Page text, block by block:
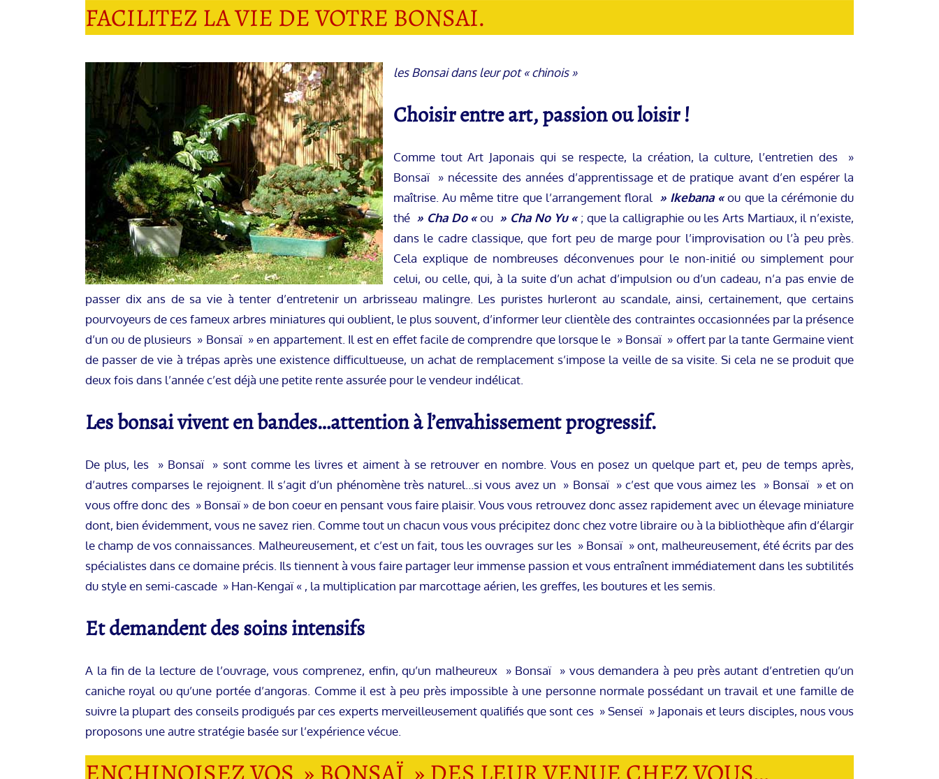
FACILITEZ LA VIE DE VOTRE BONSAI.
les Bonsai dans leur pot « chinois »
Choisir entre art, passion ou loisir !
Comme tout Art Japonais qui se respecte, la création, la culture, l’entretien des »
Bonsaï » nécessite des années d’apprentissage et de pratique avant d’en espérer la
maîtrise. Au même titre que l’arrangement floral
» Ikebana «ou que la cérémonie du
thé » Cha Do «ou » Cha No Yu « ; que la calligraphie ou les Arts Martiaux, il n’existe,
dans le cadre classique, que fort peu de marge pour l’improvisation ou l’à peu près.
Cela explique de nombreuses déconvenues pour le non-initié ou simplement pour
celui, ou celle, qui, à la suite d’un achat d’impulsion ou d’un cadeau, n’a pas envie de
passer dix ans de sa vie à tenter d’entretenir un arbrisseau malingre. Les puristes hurleront au scandale, ainsi, certainement, que certains
pourvoyeurs de ces fameux arbres miniatures qui oublient, le plus souvent, d’informer leur clientèle des contraintes occasionnées par la présence
d’un ou de plusieurs » Bonsaï » en appartement. Il est en effet facile de comprendre que lorsque le » Bonsaï » offert par la tante Germaine vient
de passer de vie à trépas après une existence difficultueuse, un achat de remplacement s’impose la veille de sa visite. Si cela ne se produit que
deux fois dans l’année c’est déjà une petite rente assurée pour le vendeur indélicat.
Les bonsai vivent en bandes…attention à l’envahissement progressif.
De plus, les » Bonsaï » sont comme les livres et aiment à se retrouver en nombre. Vous en posez un quelque part et, peu de temps après,
d’autres comparses le rejoignent. Il s’agit d’un phénomène très naturel…si vous avez un » Bonsaï » c’est que vous aimez les » Bonsaï » et on
vous offre donc des » Bonsaï » de bon coeur en pensant vous faire plaisir. Vous vous retrouvez donc assez rapidement avec un élevage miniature
dont, bien évidemment, vous ne savez rien. Comme tout un chacun vous vous précipitez donc chez votre libraire ou à la bibliothèque afin d’élargir
le champ de vos connaissances. Malheureusement, et c’est un fait, tous les ouvrages sur les » Bonsaï » ont, malheureusement, été écrits par des
spécialistes dans ce domaine précis. Ils tiennent à vous faire partager leur immense passion et vous entraînent immédiatement dans les subtilités
du style en semi-cascade » Han-Kengaï « , la multiplication par marcottage aérien, les greffes, les boutures et les semis.
Et demandent des soins intensifs
A la fin de la lecture de l’ouvrage, vous comprenez, enfin, qu’un malheureux » Bonsaï » vous demandera à peu près autant d’entretien qu’un
caniche royal ou qu’une portée d’angoras. Comme il est à peu près impossible à une personne normale possédant un travail et une famille de
suivre la plupart des conseils prodigués par ces experts merveilleusement qualifiés que sont ces » Senseï » Japonais et leurs disciples, nous vous
proposons une autre stratégie basée sur l’expérience vécue.